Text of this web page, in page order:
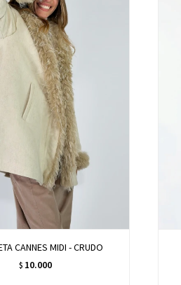
CANNES MIDI - CRUDO
$ 10.000